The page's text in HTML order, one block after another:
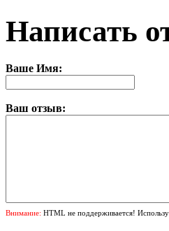
Написать
Ваше Имя:
Ваш отзыв:
Внимание: HTML не поддерживается!